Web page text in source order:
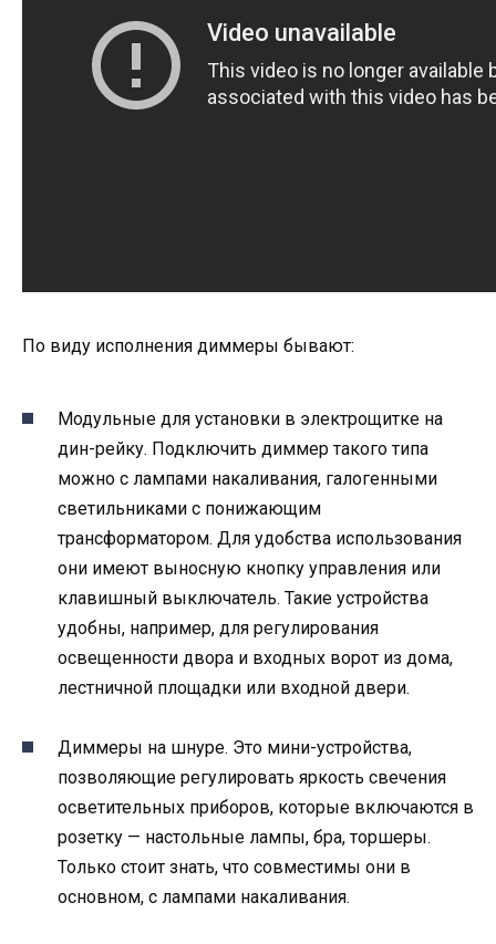
По виду исполнения диммеры бывают:
Модульные для установки в электрощитке на
дин-рейку. Подключить диммер такого типа
можно с лампами накаливания, галогенными
светильниками с понижающим
трансформатором. Для удобства использования
они имеют выносную кнопку управления или
клавишный выключатель. Такие устройства
удобны, например, для регулирования
освещенности двора и входных ворот из дома,
лестничной площадки или входной двери.
Диммеры на шнуре. Это мини-устройства,
позволяющие регулировать яркость свечения
осветительных приборов, которые включаются в
розетку — настольные лампы, бра, торшеры.
Только стоит знать, что совместимы они в
основном, с лампами накаливания.